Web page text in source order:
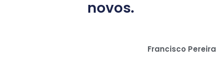
novos.
Francisco Pereira